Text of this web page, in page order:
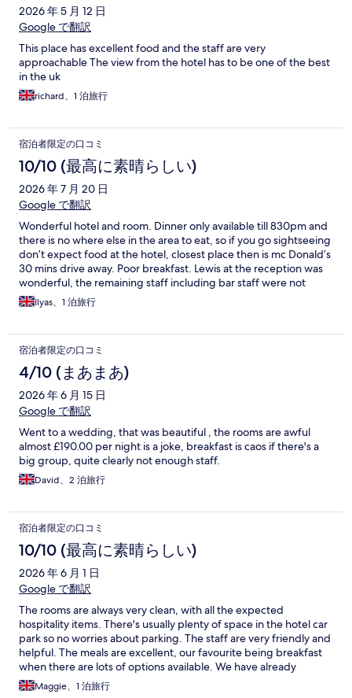
2026 年 5 月 12 日
Google で翻訳
This place has excellent food and the staff are very
approachable The view from the hotel has to be one of the best
in the uk
richard、1 泊旅行
宿泊者限定の口コミ
10/10 (最高に素晴らしい)
2026 年 7 月 20 日
Google で翻訳
Wonderful hotel and room. Dinner only available till 830pm and
there is no where else in the area to eat, so if you go sightseeing
don’t expect food at the hotel, closest place then is mc Donald’s
30 mins drive away. Poor breakfast. Lewis at the reception was
wonderful, the remaining staff including bar staff were not
approachable at all.
Ilyas、1 泊旅行
宿泊者限定の口コミ
4/10 (まあまあ)
2026 年 6 月 15 日
Google で翻訳
Went to a wedding, that was beautiful , the rooms are awful
almost £190.00 per night is a joke, breakfast is caos if there's a
big group, quite clearly not enough staff.
David、2 泊旅行
宿泊者限定の口コミ
10/10 (最高に素晴らしい)
2026 年 6 月 1 日
Google で翻訳
The rooms are always very clean, with all the expected
hospitality items. There's usually plenty of space in the hotel car
park so no worries about parking. The staff are very friendly and
helpful. The meals are excellent, our favourite being breakfast
when there are lots of options available. We have already
booked our next stay!
Maggie、1 泊旅行